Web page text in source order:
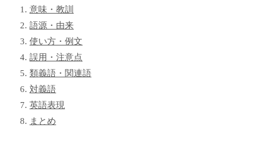
意味・教訓
語源・由来
使い方・例文
誤用・注意点
類義語・関連語
対義語
英語表現
まとめ